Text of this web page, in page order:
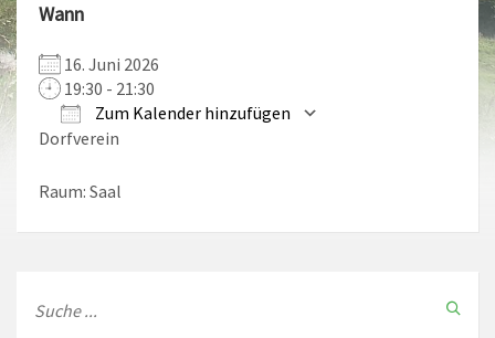
Wann
16. Juni 2026
19:30 - 21:30
Zum Kalender hinzufügen
ICS herunterladen
Dorfverein
Raum: Saal